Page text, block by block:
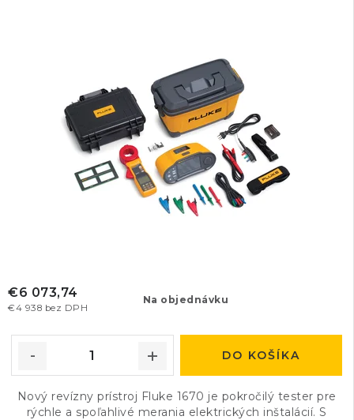
Na objednávku
€4 938 bez DPH
€6 073,74
DO KOŠÍKA
Nový revízny prístroj Fluke 1670 je pokročilý tester pre
rýchle a spoľahlivé merania elektrických inštalácií. S